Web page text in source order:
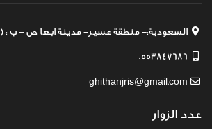
السعودية:- منطقة عسير- مدينة ابها ص – ب : (9050)
0553847686
ghithanjris@gmail.com
عدد الزوار